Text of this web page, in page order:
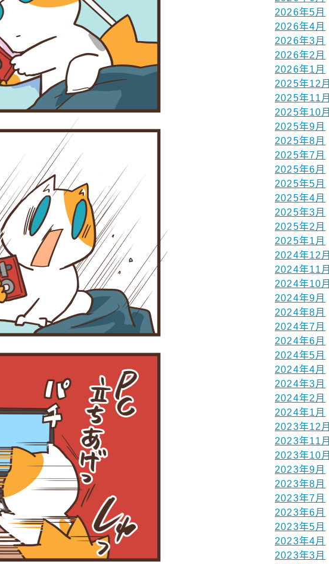
2026年5月
2026年4月
2026年3月
2026年2月
2026年1月
2025年12月
2025年11月
2025年10月
2025年9月
2025年8月
2025年7月
2025年6月
2025年5月
2025年4月
2025年3月
2025年2月
2025年1月
2024年12月
2024年11月
2024年10月
2024年9月
2024年8月
2024年7月
2024年6月
2024年5月
2024年4月
2024年3月
2024年2月
2024年1月
2023年12月
2023年11月
2023年10月
2023年9月
2023年8月
2023年7月
2023年6月
2023年5月
2023年4月
2023年3月